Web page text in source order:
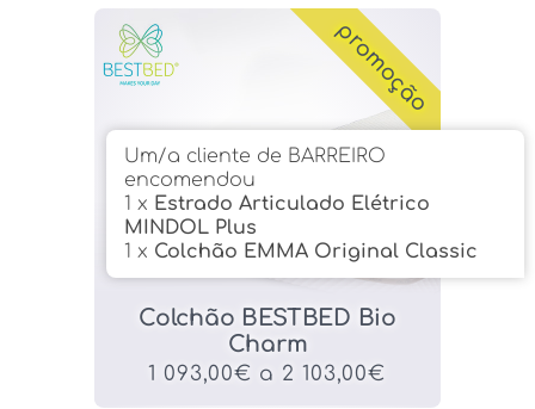
Colchão BESTBED Bio
Charm
1 093,00€ a 2 103,00€
promoção
Um/a cliente de BARREIRO
encomendou
1 x Estrado Articulado Elétrico
MINDOL Plus
1 x Colchão EMMA Original Classic